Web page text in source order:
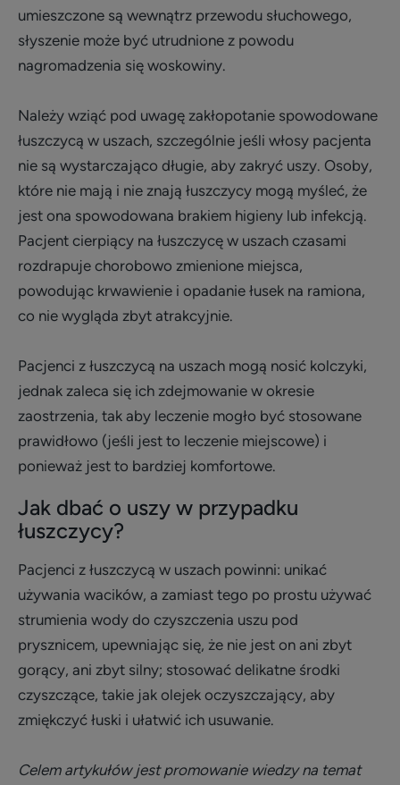
umieszczone są wewnątrz przewodu słuchowego,
słyszenie może być utrudnione z powodu
nagromadzenia się woskowiny.
Należy wziąć pod uwagę zakłopotanie spowodowane
łuszczycą w uszach, szczególnie jeśli włosy pacjenta
nie są wystarczająco długie, aby zakryć uszy. Osoby,
które nie mają i nie znają łuszczycy mogą myśleć, że
jest ona spowodowana brakiem higieny lub infekcją.
Pacjent cierpiący na łuszczycę w uszach czasami
rozdrapuje chorobowo zmienione miejsca,
powodując krwawienie i opadanie łusek na ramiona,
co nie wygląda zbyt atrakcyjnie.
Pacjenci z łuszczycą na uszach mogą nosić kolczyki,
jednak zaleca się ich zdejmowanie w okresie
zaostrzenia, tak aby leczenie mogło być stosowane
prawidłowo (jeśli jest to leczenie miejscowe) i
ponieważ jest to bardziej komfortowe.
Jak dbać o uszy w przypadku
łuszczycy?
Pacjenci z łuszczycą w uszach powinni: unikać
używania wacików, a zamiast tego po prostu używać
strumienia wody do czyszczenia uszu pod
prysznicem, upewniając się, że nie jest on ani zbyt
gorący, ani zbyt silny; stosować delikatne środki
czyszczące, takie jak olejek oczyszczający, aby
zmiękczyć łuski i ułatwić ich usuwanie.
Celem artykułów jest promowanie wiedzy na temat